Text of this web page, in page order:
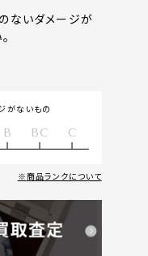
ないダメージが
がないもの
B BC C
商品ランクについて